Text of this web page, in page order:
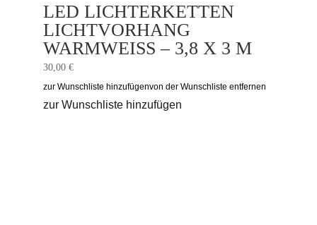
LED LICHTERKETTEN
LICHTVORHANG
WARMWEISS – 3,8 X 3 M
30,00 €
zur Wunschliste hinzufügenvon der Wunschliste entfernen
zur Wunschliste hinzufügen